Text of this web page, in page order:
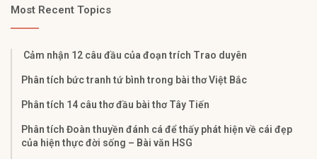
Most Recent Topics
Cảm nhận 12 câu đầu của đoạn trích Trao duyên
Phân tích bức tranh tứ bình trong bài thơ Việt Bắc
Phân tích 14 câu thơ đầu bài thơ Tây Tiến
Phân tích Đoàn thuyền đánh cá để thấy phát hiện về cái đẹp
của hiện thực đời sống – Bài văn HSG